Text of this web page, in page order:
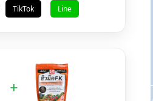
TikTok Line
+